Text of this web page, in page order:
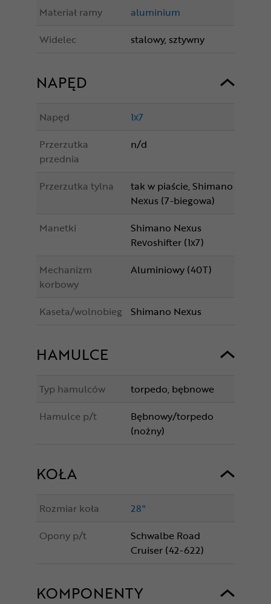
Materiał ramy
aluminium
Widelec
stalowy, sztywny
NAPĘD
Napęd
1x7
Przerzutka
przednia
n/d
Przerzutka tylna
tak w piaście, Shimano
Nexus (7-biegowa)
Manetki
Shimano Nexus
Revoshifter (1x7)
Mechanizm
korbowy
Aluminiowy (40T)
Kaseta/wolnobieg Shimano Nexus
HAMULCE
Typ hamulców
torpedo, bębnowe
Hamulce p/t
Bębnowy/torpedo
(nożny)
KOŁA
Rozmiar koła
28"
Opony p/t
Schwalbe Road
Cruiser (42-622)
KOMPONENTY